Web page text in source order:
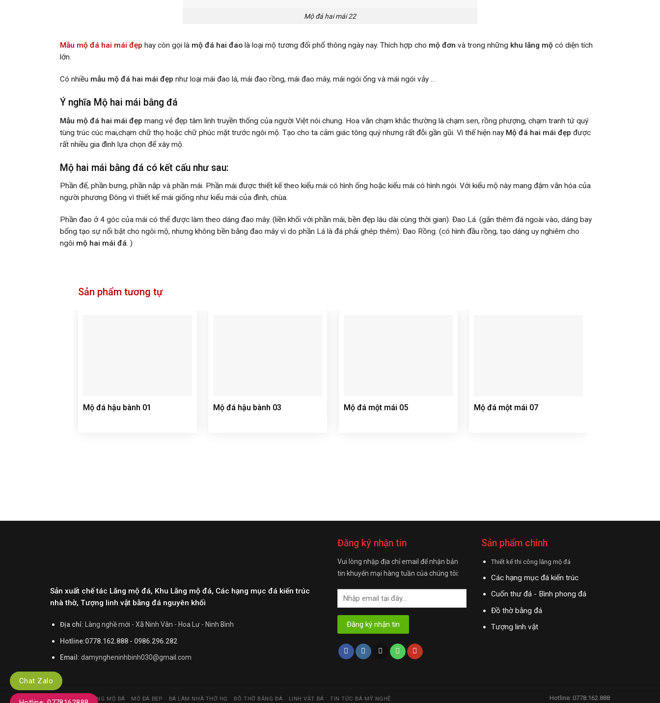
Mộ đá hai mái 22
Mẫu mộ đá hai mái đẹp hay còn gọi là mộ đá hai đao là loại mộ tương đối phổ thông ngày nay. Thích hợp cho mộ đơn và trong những khu lăng mộ có diện tích
lớn.
Có nhiều mẫu mộ đá hai mái đẹp như loại mái đao lá, mái đao rồng, mái đao mây, mái ngói ống và mái ngói vảy …
Ý nghĩa Mộ hai mái bằng đá
Mẫu mộ đá hai mái đẹp mang vẻ đẹp tâm linh truyền thống của người Việt nói chung. Hoa văn chạm khắc thường là chạm sen, rồng phượng, chạm tranh tứ quý
tùng trúc cúc mai,chạm chữ thọ hoặc chữ phúc mặt trước ngôi mộ. Tạo cho ta cảm giác tông quý nhưng rất đỗi gần gũi. Vì thế hiện nay Mộ đá hai mái đẹp được
rất nhiều gia đình lựa chọn để xây mộ.
Mộ hai mái bằng đá có kết cấu như sau:
Phần đế, phần bưng, phần nắp và phần mái. Phần mái được thiết kế theo kiểu mái có hình ống hoặc kiểu mái có hình ngói. Với kiểu mộ này mang đậm văn hóa của
người phương Đông vì thiết kế mái giống như kiểu mái của đình, chùa.
Phần đao ở 4 góc của mái có thể được làm theo dáng đao mây. (liền khối với phần mái, bền đẹp lâu dài cùng thời gian). Đao Lá. (gắn thêm đá ngoài vào, dáng bay
bổng tạo sự nổi bật cho ngôi mộ, nhưng không bền bằng đao mây vì do phần Lá là đá phải ghép thêm). Đao Rồng. (có hình đầu rồng, tạo dáng uy nghiêm cho
ngôi mộ hai mái đá . )
Sản phẩm tương tự
Mộ đá hậu bành 01 Mộ đá hậu bành 03 Mộ đá một mái 05 Mộ đá một mái 07
Sản xuất chế tác Lăng mộ đá, Khu Lăng mộ đá, Các hạng mục đá kiến trúc
nhà thờ, Tượng linh vật bằng đá nguyên khối
Địa chỉ: Làng nghề mới - Xã Ninh Vân - Hoa Lư - Ninh Bình
Hotline:0778.162.888 - 0986.296.282
Email: damyngheninhbinh030@gmail.com
Đăng ký nhận tin
Vui lòng nhập địa chỉ email để nhận bản
tin khuyến mại hàng tuần của chúng tôi:
Sản phẩm chính
Thiết kế thi công lăng mộ đá
Các hạng mục đá kiến trúc
Cuốn thư đá - Bình phong đá
Đồ thờ bằng đá
Tượng linh vật
Hotline: 0778.162.888
TRANG CHỦ LĂNG MỘ ĐÁ MỘ ĐÁ ĐẸP ĐÁ LÀM NHÀ THỜ HỌ ĐỒ THỜ BẰNG ĐÁ LINH VẬT ĐÁ TIN TỨC ĐÁ MỸ NGHỆ
Chat Zalo